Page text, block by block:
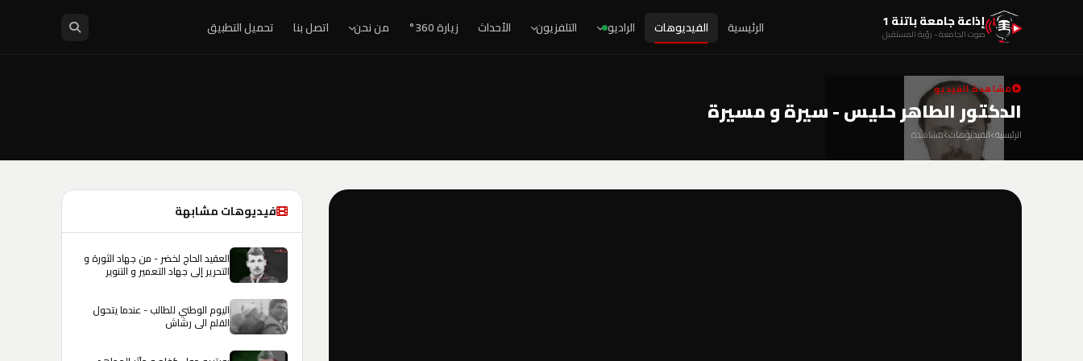
إذاعة جامعة باتنة 1
صوت الجامعة - رؤية المستقبل الرئيسية الفيديوهات الراديو التلفزيون الأحداث زيارة 360° من نحن اتصل بنا تحميل التطبيق
مشاهدة الفيديو
الدكتور الطاهر حليس - سيرة و مسيرة
الرئيسية الفيديوهات مشاهدة
فيديوهات مشابهة
العقيد الحاج لخضر - من جهاد الثورة و
التحرير إلى جهاد التعمير و التنوير
اليوم الوطني للطالب - عندما يتحول
القلم الى رشاش